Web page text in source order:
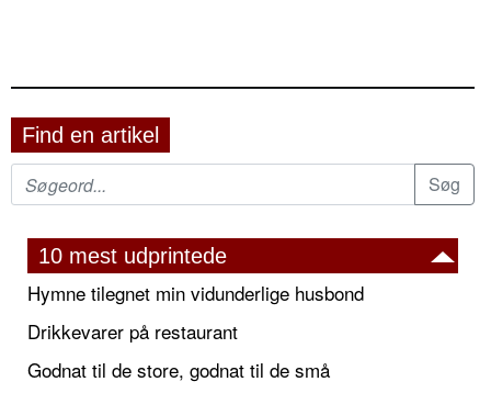
Find en artikel
10 mest udprintede
Hymne tilegnet min vidunderlige husbond
Drikkevarer på restaurant
Godnat til de store, godnat til de små